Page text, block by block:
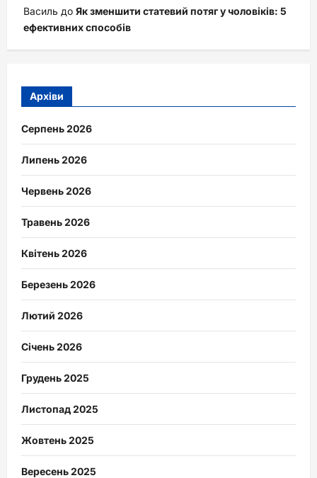
Василь до Як зменшити статевий потяг у чоловіків: 5
ефективних способів
Архіви
Серпень 2026
Липень 2026
Червень 2026
Травень 2026
Квітень 2026
Березень 2026
Лютий 2026
Січень 2026
Грудень 2025
Листопад 2025
Жовтень 2025
Вересень 2025